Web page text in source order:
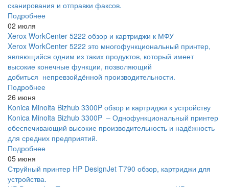
сканирования и отправки факсов.
Подробнее
02 июля
Xerox WorkCenter 5222 обзор и картриджи к МФУ
Xerox WorkCenter 5222 это многофункциональный принтер,
являющийся одним из таких продуктов, который имеет
высокие конечные функции, позволяющий
добиться непревзойдённой производительности.
Подробнее
26 июня
Konica Minolta Bizhub 3300P обзор и картриджи к устройству
Konica Minolta Bizhub 3300P – Однофункциональный принтер
обеспечивающий высокие производительность и надёжность
для средних предприятий.
Подробнее
05 июня
Струйный принтер HP DesignJet T790 обзор, картриджи для
устройства.